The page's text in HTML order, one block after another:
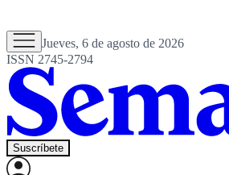
Jueves, 6 de agosto de 2026
ISSN 2745-2794
Suscríbete